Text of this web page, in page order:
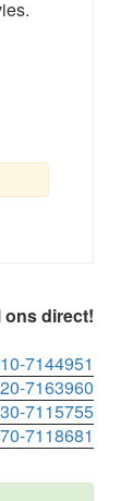
ons direct!
7144951
7163960
7115755
7118681